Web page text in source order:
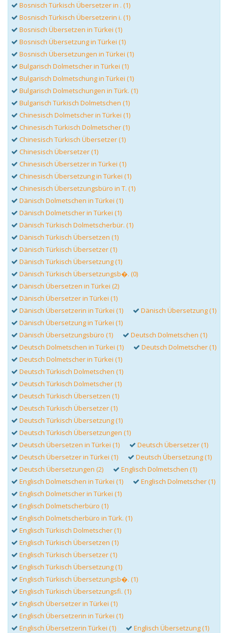
Bosnisch Türkisch Übersetzer in . (1)
Bosnisch Türkisch Übersetzerin i. (1)
Bosnisch Übersetzen in Türkei (1)
Bosnisch Übersetzung in Türkei (1)
Bosnisch Übersetzungen in Türkei (1)
Bulgarisch Dolmetscher in Türkei (1)
Bulgarisch Dolmetschung in Türkei (1)
Bulgarisch Dolmetschungen in Türk. (1)
Bulgarisch Türkisch Dolmetschen (1)
Chinesisch Dolmetscher in Türkei (1)
Chinesisch Türkisch Dolmetscher (1)
Chinesisch Türkisch Übersetzer (1)
Chinesisch Übersetzer (1)
Chinesisch Übersetzer in Türkei (1)
Chinesisch Übersetzung in Türkei (1)
Chinesisch Übersetzungsbüro in T. (1)
Dänisch Dolmetschen in Türkei (1)
Dänisch Dolmetscher in Türkei (1)
Dänisch Türkisch Dolmetscherbür. (1)
Dänisch Türkisch Übersetzen (1)
Dänisch Türkisch Übersetzer (1)
Dänisch Türkisch Übersetzung (1)
Dänisch Türkisch Übersetzungsb�. (0)
Dänisch Übersetzen in Türkei (2)
Dänisch Übersetzer in Türkei (1)
Dänisch Übersetzerin in Türkei (1)
Dänisch Übersetzung (1)
Dänisch Übersetzung in Türkei (1)
Dänisch Übersetzungsbüro (1)
Deutsch Dolmetschen (1)
Deutsch Dolmetschen in Türkei (1)
Deutsch Dolmetscher (1)
Deutsch Dolmetscher in Türkei (1)
Deutsch Türkisch Dolmetschen (1)
Deutsch Türkisch Dolmetscher (1)
Deutsch Türkisch Übersetzen (1)
Deutsch Türkisch Übersetzer (1)
Deutsch Türkisch Übersetzung (1)
Deutsch Türkisch Übersetzungen (1)
Deutsch Übersetzen in Türkei (1)
Deutsch Übersetzer (1)
Deutsch Übersetzer in Türkei (1)
Deutsch Übersetzung (1)
Deutsch Übersetzungen (2)
Englisch Dolmetschen (1)
Englisch Dolmetschen in Türkei (1)
Englisch Dolmetscher (1)
Englisch Dolmetscher in Türkei (1)
Englisch Dolmetscherbüro (1)
Englisch Dolmetscherbüro in Türk. (1)
Englisch Türkisch Dolmetscher (1)
Englisch Türkisch Übersetzen (1)
Englisch Türkisch Übersetzer (1)
Englisch Türkisch Übersetzung (1)
Englisch Türkisch Übersetzungsb�. (1)
Englisch Türkisch Übersetzungsfi. (1)
Englisch Übersetzer in Türkei (1)
Englisch Übersetzerin in Türkei (1)
Englisch Übersetzerin Türkei (1)
Englisch Übersetzung (1)